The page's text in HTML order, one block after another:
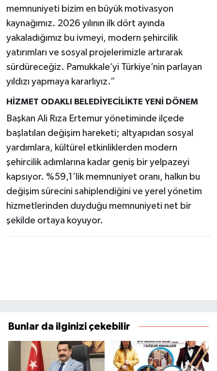
memnuniyeti bizim en büyük motivasyon
kaynağımız. 2026 yılının ilk dört ayında
yakaladığımız bu ivmeyi, modern şehircilik
yatırımları ve sosyal projelerimizle artırarak
sürdüreceğiz. Pamukkale’yi Türkiye’nin parlayan
yıldızı yapmaya kararlıyız.”
HİZMET ODAKLI BELEDİYECİLİKTE YENİ DÖNEM
Başkan Ali Rıza Ertemur yönetiminde ilçede
başlatılan değişim hareketi; altyapıdan sosyal
yardımlara, kültürel etkinliklerden modern
şehircilik adımlarına kadar geniş bir yelpazeyi
kapsıyor. %59,1’lik memnuniyet oranı, halkın bu
değişim sürecini sahiplendiğini ve yerel yönetim
hizmetlerinden duyduğu memnuniyeti net bir
şekilde ortaya koyuyor.
Bunlar da ilginizi çekebilir